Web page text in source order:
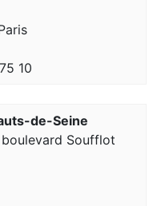
10
de-Seine
Soufflot